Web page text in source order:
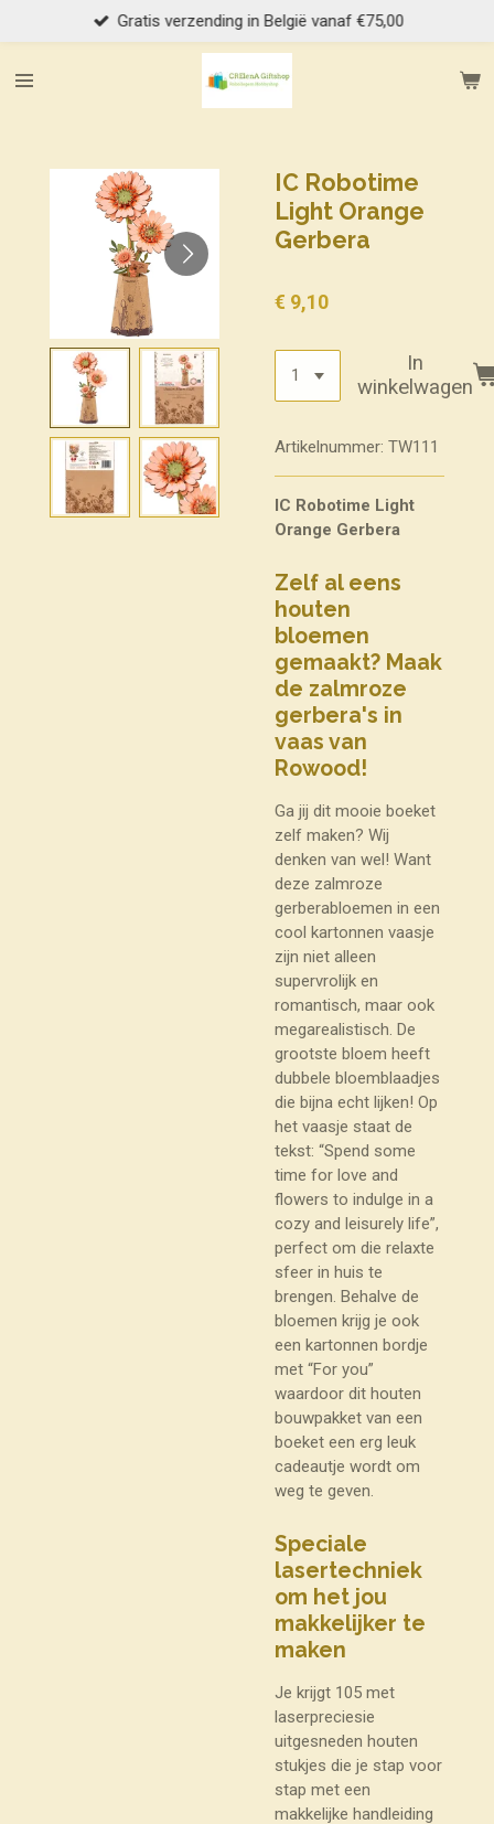
direct
naar
Gratis verzending in België vanaf €75,00
IC Robotime
Light Orange
Gerbera
€ 9,10
In
winkelwagen
Artikelnummer: TW111
IC Robotime Light
Orange Gerbera
Zelf al eens
houten
bloemen
gemaakt? Maak
de zalmroze
gerbera's in
vaas van
Rowood!
Ga jij dit mooie boeket
zelf maken? Wij
denken van wel! Want
deze zalmroze
gerberabloemen in een
cool kartonnen vaasje
zijn niet alleen
supervrolijk en
romantisch, maar ook
megarealistisch. De
grootste bloem heeft
dubbele bloemblaadjes
die bijna echt lijken! Op
het vaasje staat de
tekst: “Spend some
time for love and
flowers to indulge in a
cozy and leisurely life”,
perfect om die relaxte
sfeer in huis te
brengen. Behalve de
bloemen krijg je ook
een kartonnen bordje
met “For you”
waardoor dit houten
bouwpakket van een
boeket een erg leuk
cadeautje wordt om
weg te geven.
Speciale
lasertechniek
om het jou
makkelijker te
maken
Je krijgt 105 met
laserpreciesie
uitgesneden houten
stukjes die je stap voor
stap met een
makkelijke handleiding